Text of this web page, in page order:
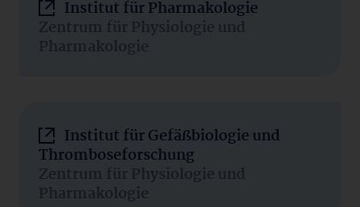
Institut für Pharmakologie
Zentrum für Physiologie und
Pharmakologie
Institut für Gefäßbiologie und
Thromboseforschung
Zentrum für Physiologie und
Pharmakologie